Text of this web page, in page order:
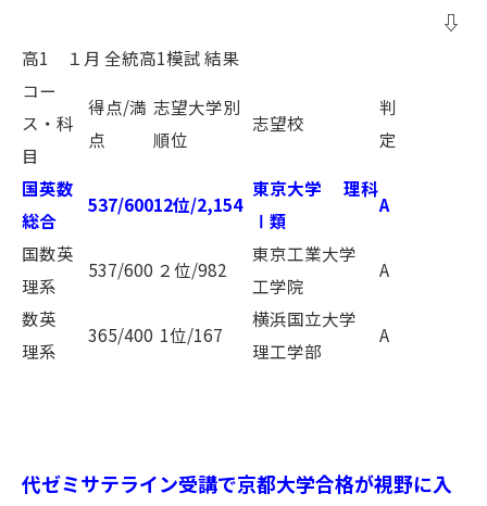
⇩
高1 １月 全統高1模試 結果
コー
ス・科
目
得点/満
点
志望大学別
順位
志望校
判
定
国英数
総合
537/60012位/2,154
東京大学 理科
Ⅰ類
A
国数英
理系
537/600 ２位/982
東京工業大学
工学院
A
数英
理系
365/400 1位/167
横浜国立大学
理工学部
A
代ゼミサテライン受講で京都大学合格が視野に入